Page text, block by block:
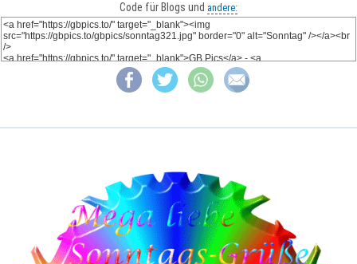
Code für Blogs und andere: